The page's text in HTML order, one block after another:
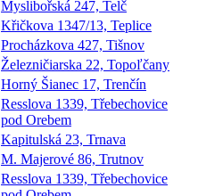
Myslibořská 247, Telč
Křičkova 1347/13, Teplice
Procházkova 427, Tišnov
Železničiarska 22, Topoľčany
Horný Šianec 17, Trenčín
Resslova 1339, Třebechovice
pod Orebem
Kapitulská 23, Trnava
M. Majerové 86, Trutnov
Resslova 1339, Třebechovice